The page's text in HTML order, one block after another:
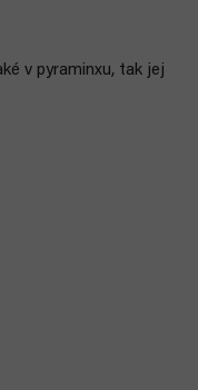
v pyraminxu, tak jej